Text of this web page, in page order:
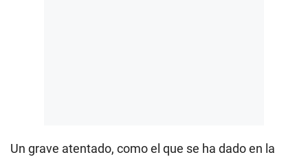
Un grave atentado, como el que se ha dado en la